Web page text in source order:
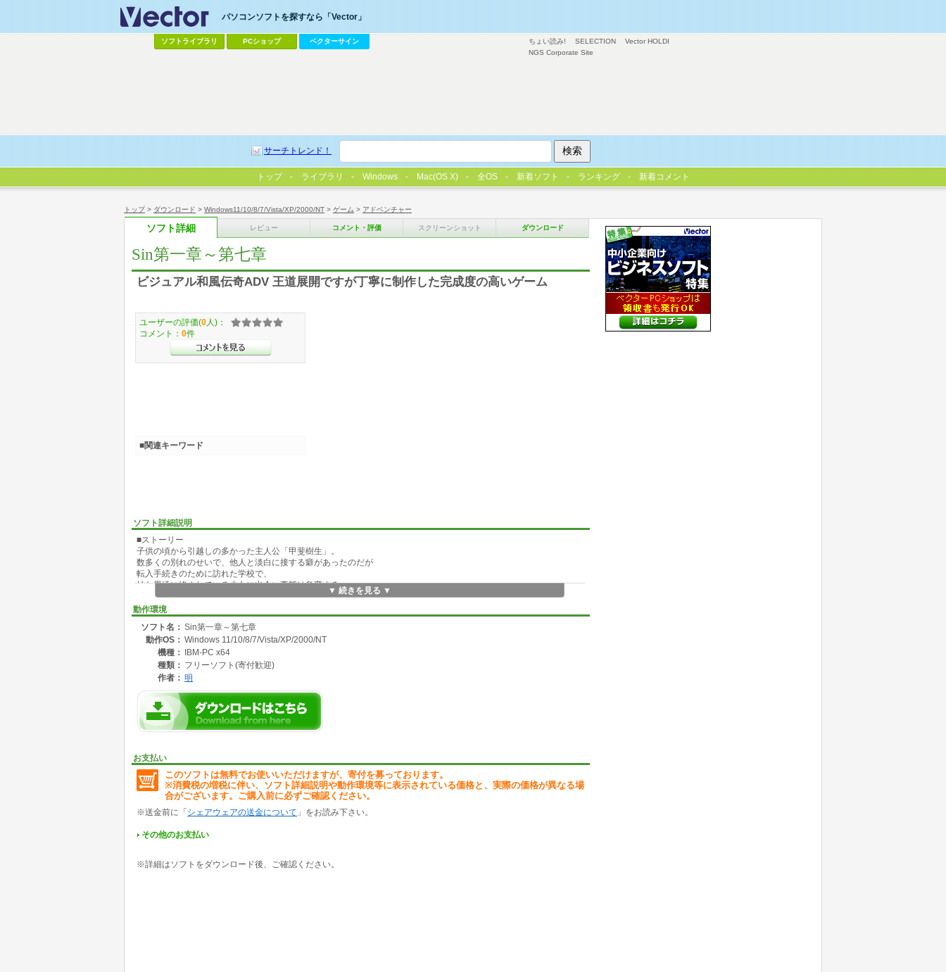
トップ> ダウンロード > Windows11/10/8/7/Vista/XP/2000/NT > ゲーム > アドベンチャー
ソフト詳細 レビュー コメント・評価 スクリーンショット ダウンロード
Sin第一章～第七章
ビジュアル和風伝奇ADV 王道展開ですが丁寧に制作した完成度の高いゲーム
ソフト詳細説明
■ストーリー
子供の頃から引越しの多かった主人公「甲斐樹生」。
数多くの別れのせいで、他人と淡白に接する癖があったのだが
転入手続きのために訪れた学校で、
妙な男達に絡まれている少女に出会い事態は急変する。
普通の人間とは思えない異様な襲撃者。
命を狙われる少女と、彼女を守る美貌の剣士。
踏み込んでしまった世界が、樹生の運命を大きく変えていく。
■内容
連載形式の和風伝奇系ノベルゲーム。
王道展開の読みやすいシナリオ、
豊富なCGと立ち絵、全オリジナルBGM、等
7章公開は20年近く前なので古い作品ですが
今回CGを一新して現在でも見劣らぬ完成度に仕上げました!
ただ、CGや用語収集などやり込み要素もあり。(100%達成は難易度高
続章、8&9章を2026年初頭公開目指してデバッグ中!
▼ 続きを見る ▼
動作環境
ソフト名： Sin第一章～第七章
動作OS： Windows 11/10/8/7/Vista/XP/2000/NT
機種：
IBM-PC x64
種類： フリーソフト(寄付歓迎)
作者： 明
お支払い
このソフトは無料でお使いいただけますが、寄付を募っております。
※消費税の増税に伴い、ソフト詳細説明や動作環境等に表示されている価格と、実際の価格が異なる場
合がございます。ご購入前に必ずご確認ください。
※送金前に「 シェアウェアの送金について 」をお読み下さい。
その他のお支払い
※詳細はソフトをダウンロード後、ご確認ください。
ユーザーの評価(0 人)：
コメント： 0件
■関連キーワード
ちょい読み! SELECTION
Vector HOLDI
NGS Corporate Site
パソコンソフトを探すなら「Vector」
ソフトライブラリ PCショップ ベクターサイン
サーチトレンド！
トップ ライブラリ Windows Mac(OS X) 全OS 新着ソフト ランキング 新着コメント